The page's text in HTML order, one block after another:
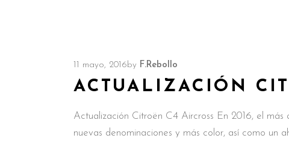
11 mayo, 2016by F.Rebollo
ACTUALIZACIÓN
Actualización Citroën C4 Aircross En 2016, el
nuevas denominaciones y más color, así como un